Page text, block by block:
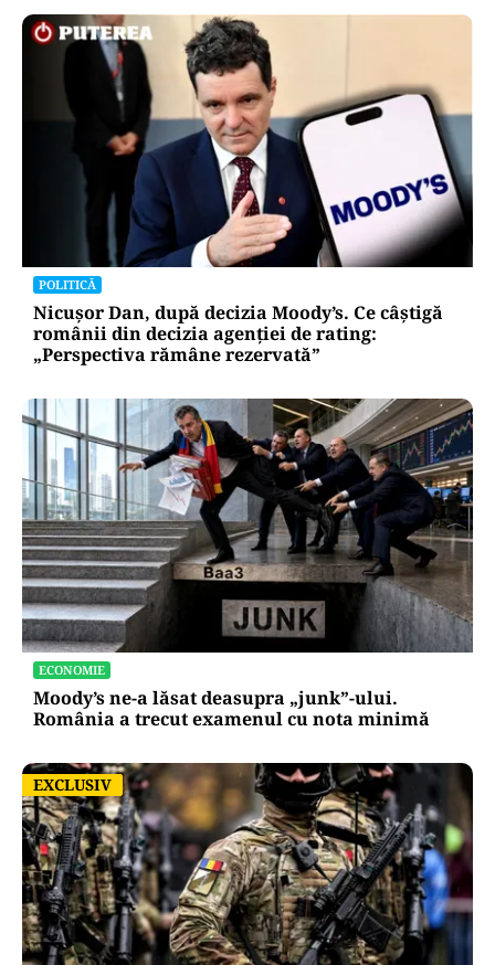
POLITICĂ
Nicușor Dan, după decizia Moody’s. Ce câștigă
românii din decizia agenției de rating:
„Perspectiva rămâne rezervată”
ECONOMIE
Moody’s ne-a lăsat deasupra „junk”-ului.
România a trecut examenul cu nota minimă
EXCLUSIV
EXCLUSIV